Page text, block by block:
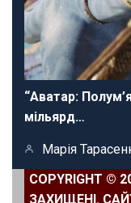
“Аватар:
мільярд…
Марія
COPYRIGHT ©
ЗАХИЩЕНІ.